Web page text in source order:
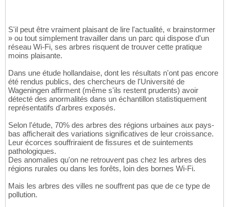
S'il peut être vraiment plaisant de lire l'actualité, « brainstormer
» ou tout simplement travailler dans un parc qui dispose d'un
réseau Wi-Fi, ses arbres risquent de trouver cette pratique
moins plaisante.
Dans une étude hollandaise, dont les résultats n'ont pas encore
été rendus publics, des chercheurs de l'Université de
Wageningen affirment (même s'ils restent prudents) avoir
détecté des anormalités dans un échantillon statistiquement
représentatifs d'arbres exposés.
Selon l'étude, 70% des arbres des régions urbaines aux pays-
bas afficherait des variations significatives de leur croissance.
Leur écorces souffriraient de fissures et de suintements
pathologiques.
Des anomalies qu'on ne retrouvent pas chez les arbres des
régions rurales ou dans les forêts, loin des bornes Wi-Fi.
Mais les arbres des villes ne souffrent pas que de ce type de
pollution.